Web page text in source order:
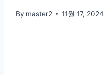
By master2 11월 17, 2024